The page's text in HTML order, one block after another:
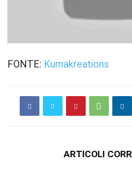
FONTE: Kumakreations
ARTICOLI